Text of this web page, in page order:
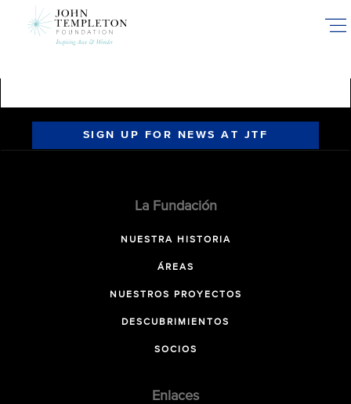
SIGN UP FOR NEWS AT JTF
La Fundación
NUESTRA HISTORIA
ÁREAS
NUESTROS PROYECTOS
DESCUBRIMIENTOS
SOCIOS
Enlaces